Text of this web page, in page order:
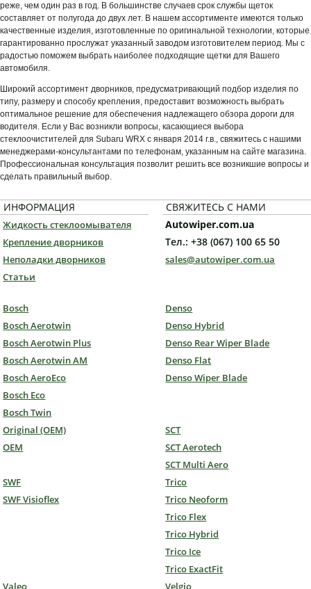
реже, чем один раз в год. В большинстве случаев срок службы щеток
составляет от полугода до двух лет. В нашем ассортименте имеются только
качественные изделия, изготовленные по оригинальной технологии, которые
гарантированно прослужат указанный заводом изготовителем период. Мы с
радостью поможем выбрать наиболее подходящие щетки для Вашего
автомобиля.
Широкий ассортимент дворников, предусматривающий подбор изделия по
типу, размеру и способу крепления, предоставит возможность выбрать
оптимальное решение для обеспечения надлежащего обзора дороги для
водителя. Если у Вас возникли вопросы, касающиеся выбора
стеклоочистителей для Subaru WRX с января 2014 г.в., свяжитесь с нашими
менеджерами-консультантами по телефонам, указанным на сайте магазина.
Профессиональная консультация позволит решить все возникшие вопросы и
сделать правильный выбор.
ИНФОРМАЦИЯ
Жидкость стеклоомывателя
Крепление дворников
Неполадки дворников
Статьи
СВЯЖИТЕСЬ С НАМИ
Autowiper.com.ua
Тел.: +38 (067) 100 65 50
sales@autowiper.com.ua
Bosch
Bosch Aerotwin
Bosch Aerotwin Plus
Bosch Aerotwin AM
Bosch AeroEco
Bosch Eco
Bosch Twin
Denso
Denso Hybrid
Denso Rear Wiper Blade
Denso Flat
Denso Wiper Blade
Original (OEM)
OEM
SCT
SCT Aerotech
SCT Multi Aero
SWF
SWF Visioflex
Trico
Trico Neoform
Trico Flex
Trico Hybrid
Trico Ice
Trico ExactFit
Valeo
Velgio